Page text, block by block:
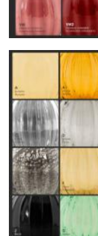
Лондон,
США—
Другие
сеть
Условия
области
Для клиентов
следующие
Доставка
товара от